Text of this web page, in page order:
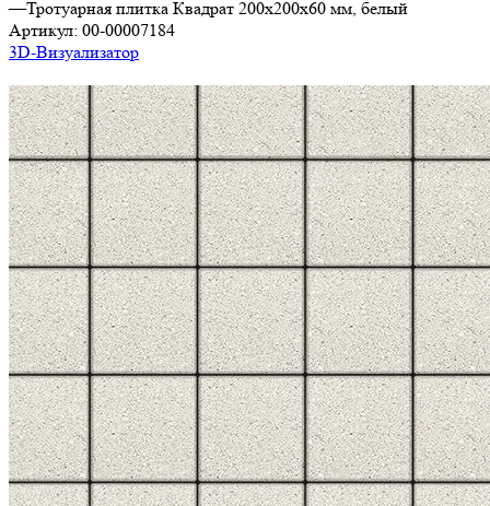
—Тротуарная плитка Квадрат 200х200х60 мм, белый
Артикул: 00-00007184
3D-Визуализатор